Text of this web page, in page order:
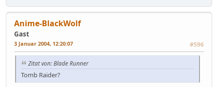
Anime-BlackWolf
Gast
3 Januar 2004, 12:20:07 #596
Zitat von: Blade Runner
Tomb Raider?